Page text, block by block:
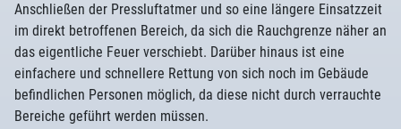
Anschließen der Pressluftatmer und so eine längere Einsatzzeit
im direkt betroffenen Bereich, da sich die Rauchgrenze näher an
das eigentliche Feuer verschiebt. Darüber hinaus ist eine
einfachere und schnellere Rettung von sich noch im Gebäude
befindlichen Personen möglich, da diese nicht durch verrauchte
Bereiche geführt werden müssen.